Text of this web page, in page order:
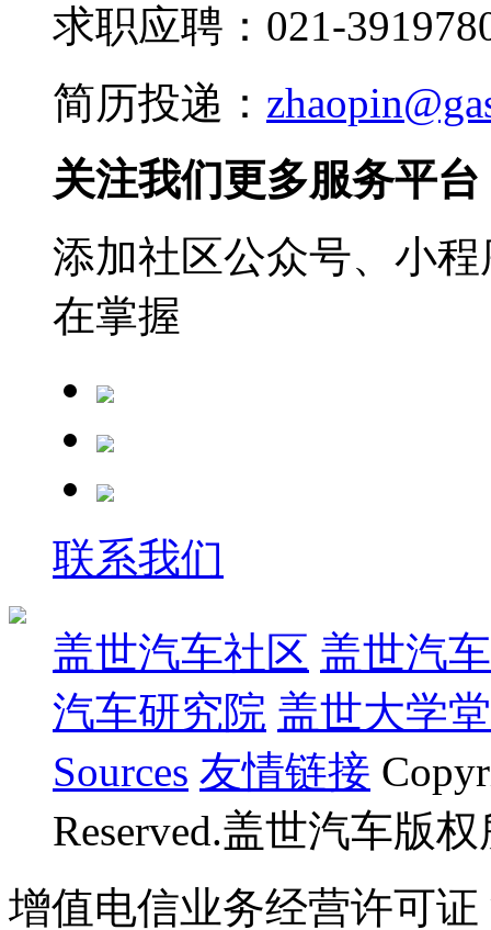
求职应聘：021-
简历投递：
关注我们更多服务平台
添加社区公众号、小
在掌握
联系我们
盖世汽车社区 盖世汽
汽车研究院 盖世大学堂
Sources 友情链接
Reserved.盖世汽车版
增值电信业务经营许可证